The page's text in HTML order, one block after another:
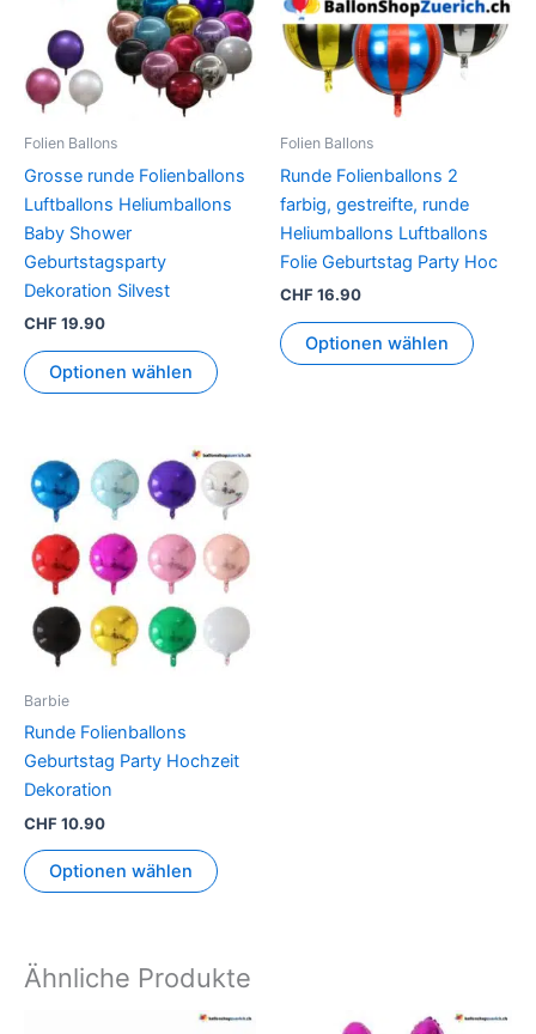
Folien Ballons
Grosse runde Folienballons
Luftballons Heliumballons
Baby Shower
Geburtstagsparty
Dekoration Silvest
CHF19.90
Optionen wählen
Varianten
auf.
Die
der
Produktseite
Folien Ballons
Runde Folienballons 2
farbig, gestreifte, runde
Heliumballons Luftballons
Folie Geburtstag Party Hoc
CHF16.90
Optionen wählen
auf.
gewählt
werden
Barbie
Runde Folienballons
Geburtstag Party Hochzeit
Dekoration
CHF10.90
Optionen wählen
Dieses
Produkt
weist
mehrere
Varianten
auf.
Optionen
Produktseite
Ähnliche Produkte